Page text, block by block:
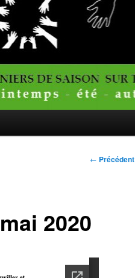
Navigation
← Précédent
2020